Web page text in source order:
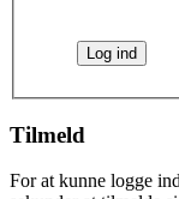
Tilmeld
For at kunne logge